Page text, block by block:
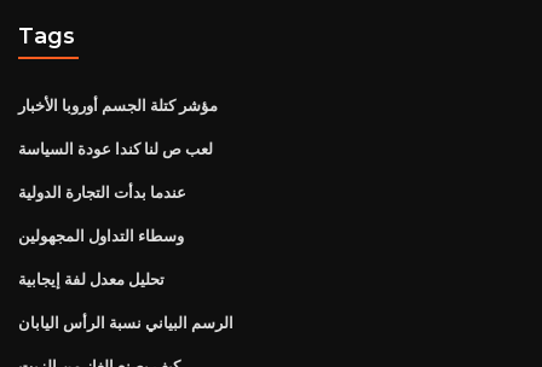
Tags
مؤشر كتلة الجسم أوروبا الأخبار
لعب ص لنا كندا عودة السياسة
عندما بدأت التجارة الدولية
وسطاء التداول المجهولين
تحليل معدل لفة إيجابية
الرسم البياني نسبة الرأس اليابان